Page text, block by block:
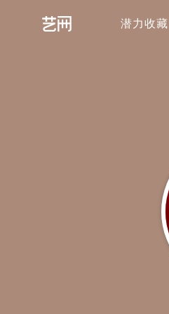
潜力收藏